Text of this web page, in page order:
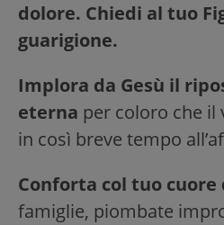
dolore. Chiedi al tuo
guarigione.
Implora da Gesù il
eterna per coloro che il
in così breve tempo
Conforta col tuo cuore
famiglie, piombate